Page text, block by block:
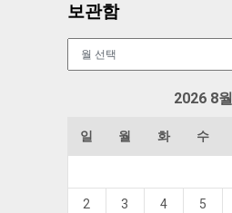
보관함
2026 8월
일 월 화 수
2 3 4 5